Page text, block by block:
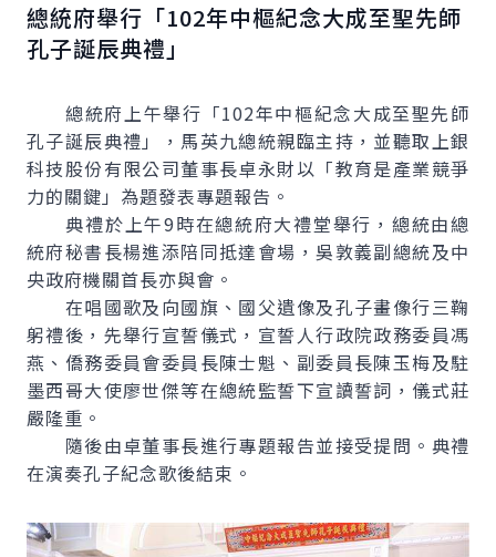
總統府舉行「102年中樞紀念大成至聖先師
孔子誕辰典禮」
總統府上午舉行「102年中樞紀念大成至聖先師
孔子誕辰典禮」，馬英九總統親臨主持，並聽取上銀
科技股份有限公司董事長卓永財以「教育是產業競爭
力的關鍵」為題發表專題報告。
典禮於上午9時在總統府大禮堂舉行，總統由總
統府秘書長楊進添陪同抵達會場，吳敦義副總統及中
央政府機關首長亦與會。
在唱國歌及向國旗、國父遺像及孔子畫像行三鞠
躬禮後，先舉行宣誓儀式，宣誓人行政院政務委員馮
燕、僑務委員會委員長陳士魁、副委員長陳玉梅及駐
墨西哥大使廖世傑等在總統監誓下宣讀誓詞，儀式莊
嚴隆重。
隨後由卓董事長進行專題報告並接受提問。典禮
在演奏孔子紀念歌後結束。